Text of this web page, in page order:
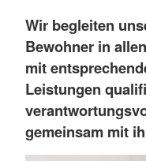
Wir begleiten
Bewohner in
mit
Leistungen
gemeinsam mit